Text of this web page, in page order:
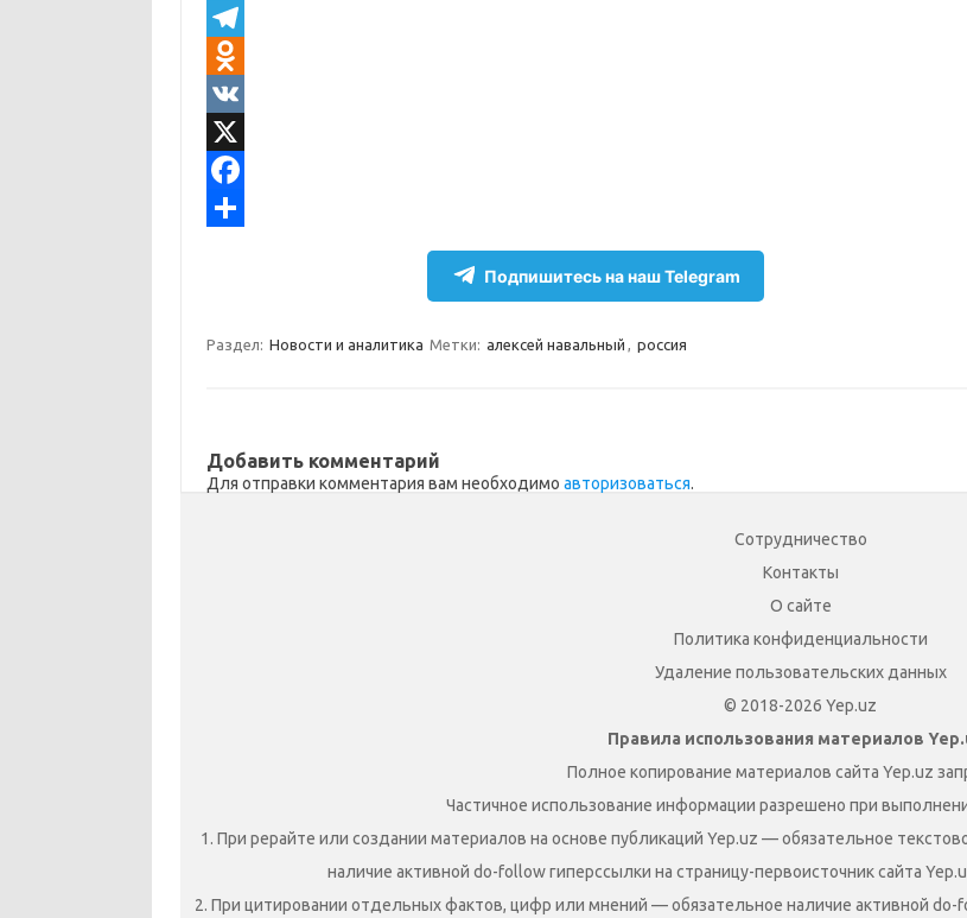
T
e
e
g
O
n
o
i
V
KX
k
и
Подпишитесь на наш Telegram
Раздел: Новости и аналитика Метки: алексей навальный , россия
Добавить комментарий
Для отправки комментария вам необходимо авторизоваться.
Сотрудничество
Контакты
О сайте
Политика конфиденциальности
Удаление пользовательских данных
© 2018-2026 Yep.uz
Правила использования материалов
Полное копирование материалов сайта Yep.uz
Частичное использование информации разрешено при
1. При рерайте или создании материалов на основе публикаций Yep.uz — обязательное
наличие активной do-follow гиперссылки на страницу-первоисточник сайта
2. При цитировании отдельных фактов, цифр или мнений — обязательное наличие активной do-